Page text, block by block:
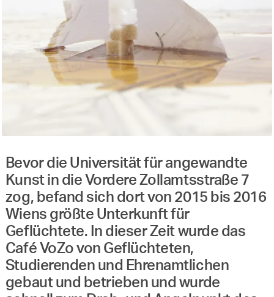
Bevor die Universität für angewandte
Kunst in die Vordere Zollamtsstraße 7
zog, befand sich dort von 2015 bis 2016
Wiens größte Unterkunft für
Geflüchtete. In dieser Zeit wurde das
Café VoZo von Geflüchteten,
Studierenden und Ehrenamtlichen
gebaut und betrieben und wurde